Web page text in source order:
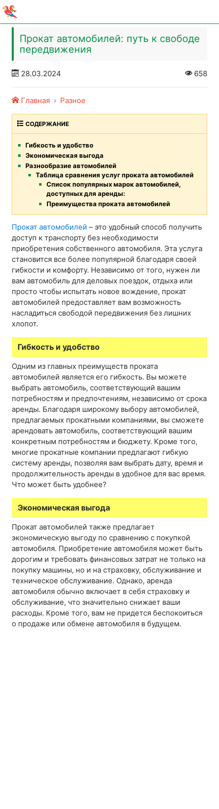
Прокат автомобилей: путь к свободе
передвижения
28.03.2024 658
Главная Разное
СОДЕРЖАНИЕ
Гибкость и удобство
Экономическая выгода
Разнообразие автомобилей
Таблица сравнения услуг проката автомобилей
Список популярных марок автомобилей,
доступных для аренды:
Преимущества проката автомобилей
Прокат автомобилей – это удобный способ получить
доступ к транспорту без необходимости
приобретения собственного автомобиля. Эта услуга
становится все более популярной благодаря своей
гибкости и комфорту. Независимо от того, нужен ли
вам автомобиль для деловых поездок, отдыха или
просто чтобы испытать новое вождение, прокат
автомобилей предоставляет вам возможность
насладиться свободой передвижения без лишних
хлопот.
Гибкость и удобство
Одним из главных преимуществ проката
автомобилей является его гибкость. Вы можете
выбрать автомобиль, соответствующий вашим
потребностям и предпочтениям, независимо от срока
аренды. Благодаря широкому выбору автомобилей,
предлагаемых прокатными компаниями, вы сможете
арендовать автомобиль, соответствующий вашим
конкретным потребностям и бюджету. Кроме того,
многие прокатные компании предлагают гибкую
систему аренды, позволяя вам выбрать дату, время и
продолжительность аренды в удобное для вас время.
Что может быть удобнее?
Экономическая выгода
Прокат автомобилей также предлагает
экономическую выгоду по сравнению с покупкой
автомобиля. Приобретение автомобиля может быть
дорогим и требовать финансовых затрат не только на
покупку машины, но и на страховку, обслуживание и
техническое обслуживание. Однако, аренда
автомобиля обычно включает в себя страховку и
обслуживание, что значительно снижает ваши
расходы. Кроме того, вам не придется беспокоиться
о продаже или обмене автомобиля в будущем.